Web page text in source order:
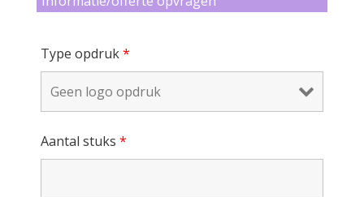
Type opdruk*
Aantal stuks *